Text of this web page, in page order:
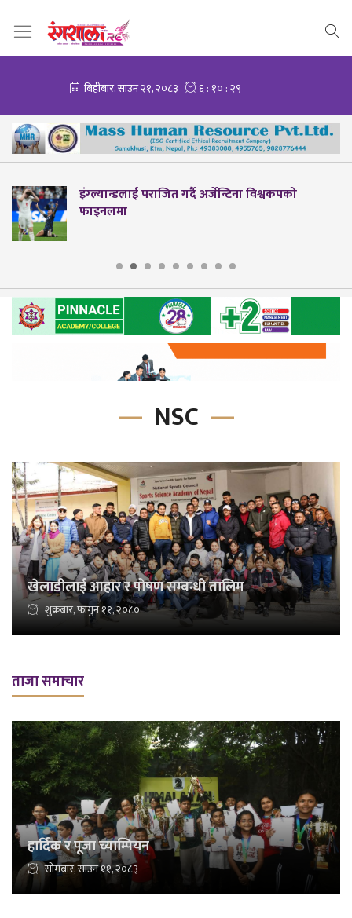
इंग्ल्यान्डलाई पराजित गर्दै अर्जेन्टिना विश्वकपको
फाइनलमा
NSC
खेलाडीलाई आहार र पोषण सम्बन्धी तालिम
शुक्रबार, फागुन ११, २०८०
ताजा समाचार
हार्दिक र पूजा च्याम्पियन
सोमबार, साउन ११, २०८३